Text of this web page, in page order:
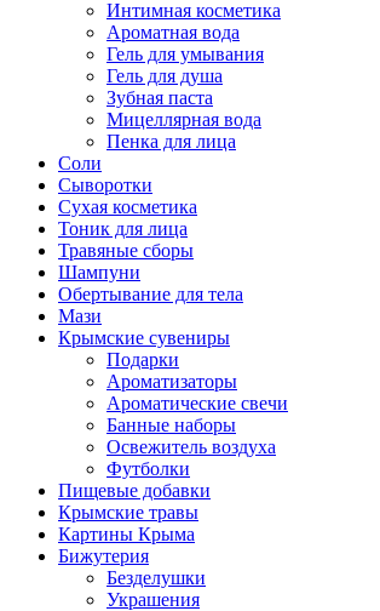
Интимная косметика
Ароматная вода
Гель для умывания
Гель для душа
Зубная паста
Мицеллярная вода
Пенка для лица
Соли
Сыворотки
Сухая косметика
Тоник для лица
Травяные сборы
Шампуни
Обертывание для тела
Мази
Крымские сувениры
Подарки
Ароматизаторы
Ароматические свечи
Банные наборы
Освежитель воздуха
Футболки
Пищевые добавки
Крымские травы
Картины Крыма
Бижутерия
Безделушки
Украшения